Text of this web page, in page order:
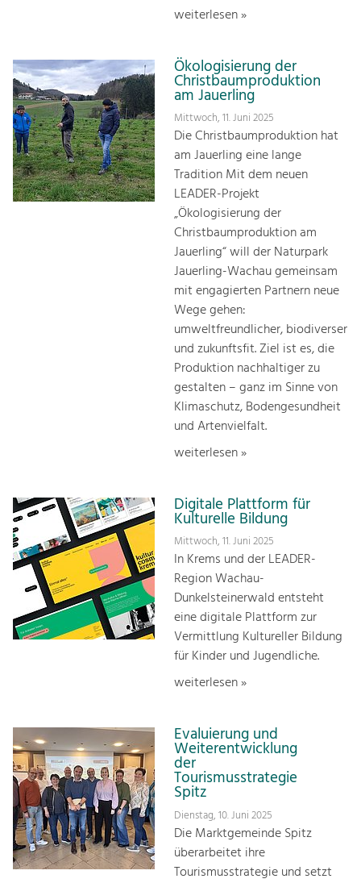
weiterlesen »
Ökologisierung der
Christbaumproduktion
am Jauerling
Mittwoch, 11. Juni 2025
Die Christbaumproduktion hat
am Jauerling eine lange
Tradition Mit dem neuen
LEADER-Projekt
„Ökologisierung der
Christbaumproduktion am
Jauerling“ will der Naturpark
Jauerling-Wachau gemeinsam
mit engagierten Partnern neue
Wege gehen:
umweltfreundlicher, biodiverser
und zukunftsfit. Ziel ist es, die
Produktion nachhaltiger zu
gestalten – ganz im Sinne von
Klimaschutz, Bodengesundheit
und Artenvielfalt.
weiterlesen »
Digitale Plattform für
Kulturelle Bildung
Mittwoch, 11. Juni 2025
In Krems und der LEADER-
Region Wachau-
Dunkelsteinerwald entsteht
eine digitale Plattform zur
Vermittlung Kultureller Bildung
für Kinder und Jugendliche.
weiterlesen »
Evaluierung und
Weiterentwicklung
der
Tourismusstrategie
Spitz
Dienstag, 10. Juni 2025
Die Marktgemeinde Spitz
überarbeitet ihre
Tourismusstrategie und setzt